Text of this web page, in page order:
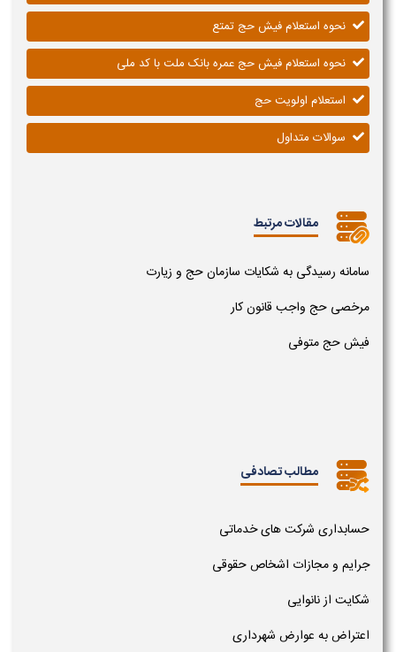
نحوه استعلام فیش حج تمتع
نحوه استعلام فیش حج عمره بانک ملت با کد ملی
استعلام اولویت حج
سوالات متداول
مقالات مرتبط
سامانه رسیدگی به شکایات سازمان حج و زیارت
مرخصی حج واجب قانون کار
فیش حج متوفی
مطالب تصادفی
حسابداری شرکت های خدماتی
جرایم و مجازات اشخاص حقوقی
شکایت از نانوایی
اعتراض به عوارض شهرداری